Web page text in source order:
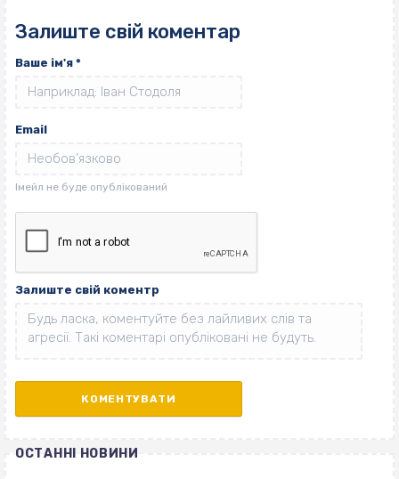
Залиште свій коментар
Ваше ім'я *
Email
Залиште свій коментр
ОСТАННІ НОВИНИ